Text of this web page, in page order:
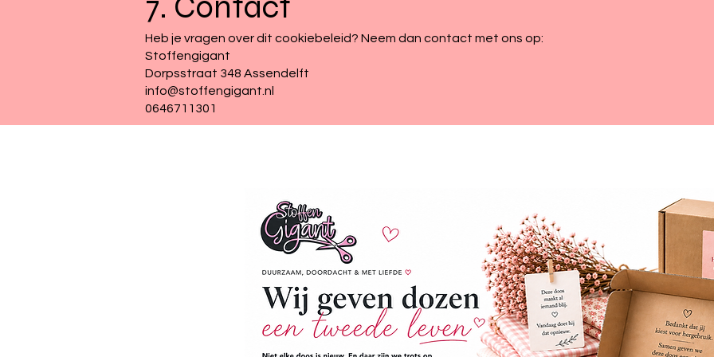
Heb je vragen over dit cookiebeleid? Neem dan contact met ons op:
Stoffengigant
Dorpsstraat 348 Assendelft
info@stoffengigant.nl
0646711301